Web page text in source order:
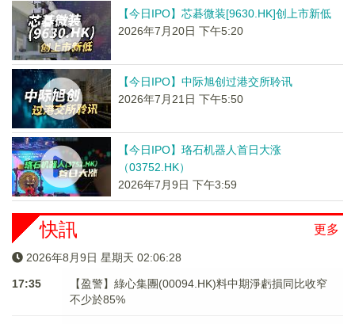
【今日IPO】芯碁微装[9630.HK]创上市新低
2026年7月20日 下午5:20
【今日IPO】中际旭创过港交所聆讯
2026年7月21日 下午5:50
【今日IPO】珞石机器人首日大涨
（03752.HK）
2026年7月9日 下午3:59
更多
快訊
2026年8月9日 星期天 02:06:29
17:35
【盈警】綠心集團(00094.HK)料中期淨虧損同比收窄
不少於85%